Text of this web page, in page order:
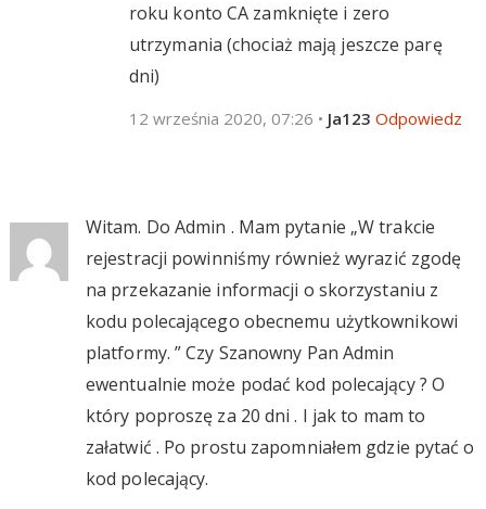
roku konto CA zamknięte i zero
utrzymania (chociaż mają jeszcze parę
dni)
12 września 2020, 07:26 • Ja123 Odpowiedz
Witam. Do Admin . Mam pytanie „W trakcie
rejestracji powinniśmy również wyrazić zgodę
na przekazanie informacji o skorzystaniu z
kodu polecającego obecnemu użytkownikowi
platformy. ” Czy Szanowny Pan Admin
ewentualnie może podać kod polecający ? O
który poproszę za 20 dni . I jak to mam to
załatwić . Po prostu zapomniałem gdzie pytać o
kod polecający.